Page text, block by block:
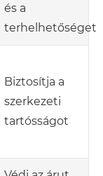
és a
terhelhetőséget
Biztosítja a
szerkezeti
tartósságot